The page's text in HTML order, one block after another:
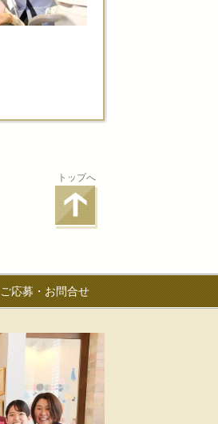
トップへ
ご応募・お問合せ